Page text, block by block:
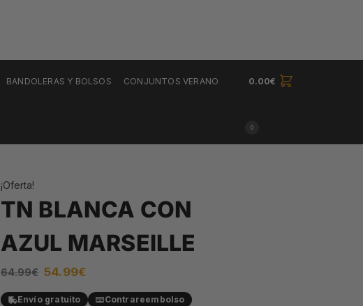
BANDOLERAS Y BOLSOS CONJUNTOS VERANO 0.00€
0
¡Oferta!
TN BLANCA CON
AZUL MARSEILLE
64.99€ 54.99€
Envío gratuito Contrareembolso